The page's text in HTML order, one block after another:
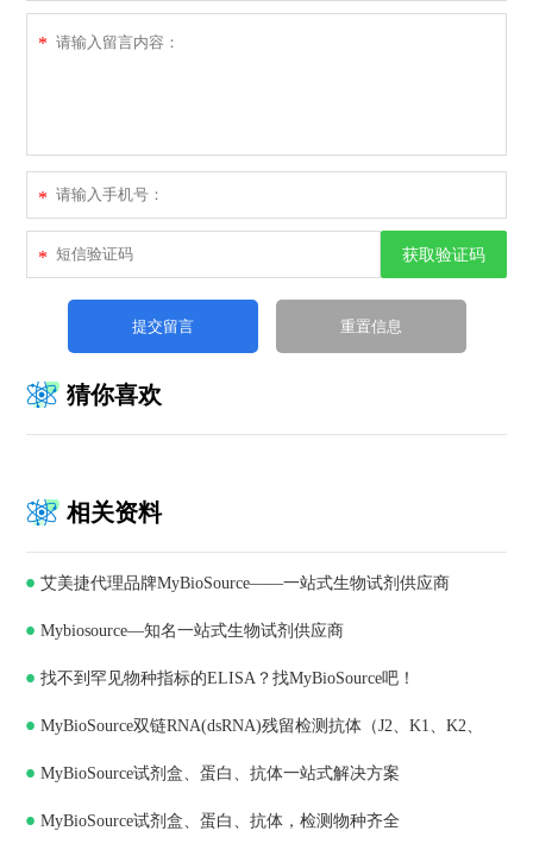
*
*
* 获取验证码
猜你喜欢
相关资料
艾美捷代理品牌MyBioSource——一站式生物试剂供应商
Mybiosource—知名一站式生物试剂供应商
找不到罕见物种指标的ELISA？找MyBioSource吧！
MyBioSource双链RNA(dsRNA)残留检测抗体（J2、K1、K2、
J5）和ELISA试剂盒
MyBioSource试剂盒、蛋白、抗体一站式解决方案
MyBioSource试剂盒、蛋白、抗体，检测物种齐全